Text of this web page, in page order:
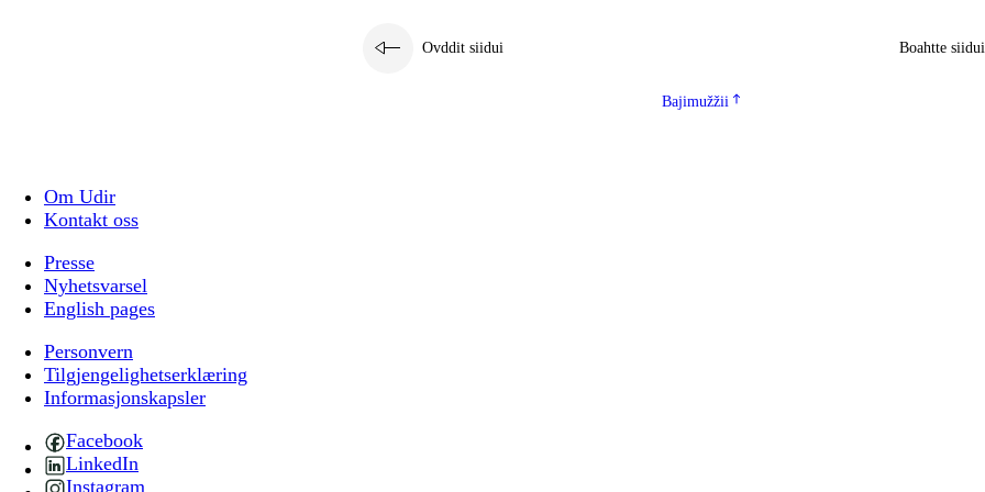
Ovddit siidui Boahtte siidui
Bajimužžii
Om Udir
Kontakt oss
Presse
Nyhetsvarsel
English pages
Personvern
Tilgjengelighetserklæring
Informasjonskapsler
Facebook
LinkedIn
Instagram